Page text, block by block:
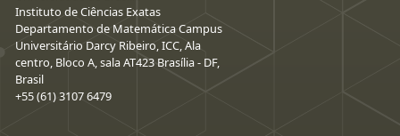
Instituto de Ciências Exatas
Departamento de Matemática Campus
Universitário Darcy Ribeiro, ICC, Ala
centro, Bloco A, sala AT423 Brasília - DF,
Brasil
+55 (61) 3107 6479